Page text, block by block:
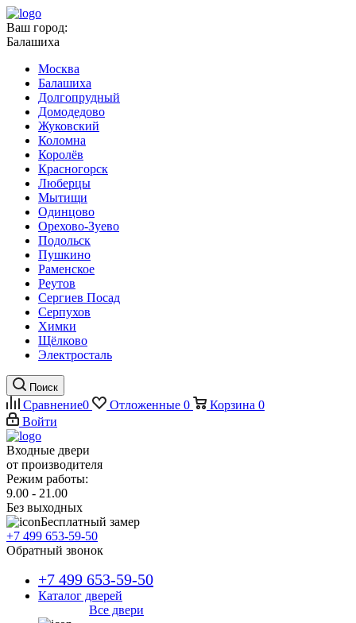
Ваш город:
Балашиха
Москва
Балашиха
Долгопрудный
Домодедово
Жуковский
Коломна
Королёв
Красногорск
Люберцы
Мытищи
Одинцово
Орехово-Зуево
Подольск
Пушкино
Раменское
Реутов
Сергиев Посад
Серпухов
Химки
Щёлково
Электросталь
Поиск
Сравнение0 Отложенные 0 Корзина 0
Войти
Входные двери
от производителя
Режим работы:
9.00 - 21.00
Без выходных
Бесплатный замер
+7 499 653-59-50
Обратный звонок
+7 499 653-59-50
Каталог дверей
Все двери